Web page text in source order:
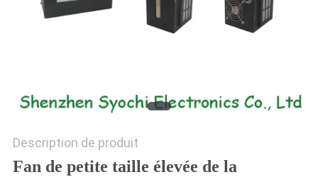
Description de produit
Fan de petite taille élevée de la